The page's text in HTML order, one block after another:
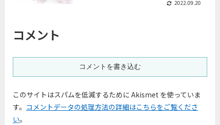
2022.09.20
コメント
コメントを書き込む
このサイトはスパムを低減するために Akismet を使っていま
す。 コメントデータの処理方法の詳細はこちらをご覧くださ
い。